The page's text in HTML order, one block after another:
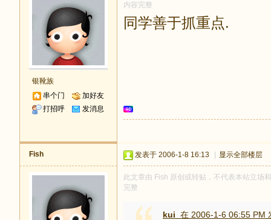
银靴族
串个门
加好友
打招呼
发消息
内容完整
同学善于抓重点.
Fish 发表于 2006-1-8 16:13 显示全部楼层
此文章由 Fish 原创或转贴，不代表本站立场
完整
kui 在 2006-1-6 06:55 PM